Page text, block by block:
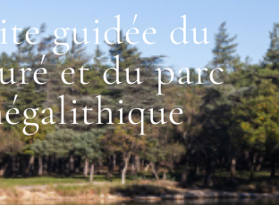
guidée du
et du parc